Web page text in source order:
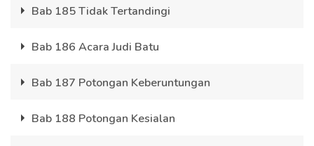
Bab 185 Tidak Tertandingi
Bab 186 Acara Judi Batu
Bab 187 Potongan Keberuntungan
Bab 188 Potongan Kesialan